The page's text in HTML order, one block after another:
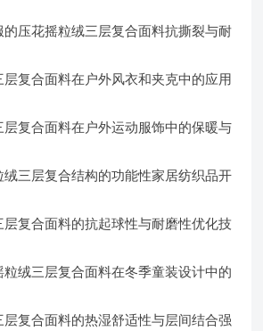
压花摇粒绒三层复合面料抗撕裂与耐
复合面料在户外风衣和夹克中的应用
复合面料在户外运动服饰中的保暖与
三层复合结构的功能性家居纺织品开
复合面料的抗起球性与耐磨性优化技
绒三层复合面料在冬季童装设计中的
复合面料的热湿舒适性与层间结合强